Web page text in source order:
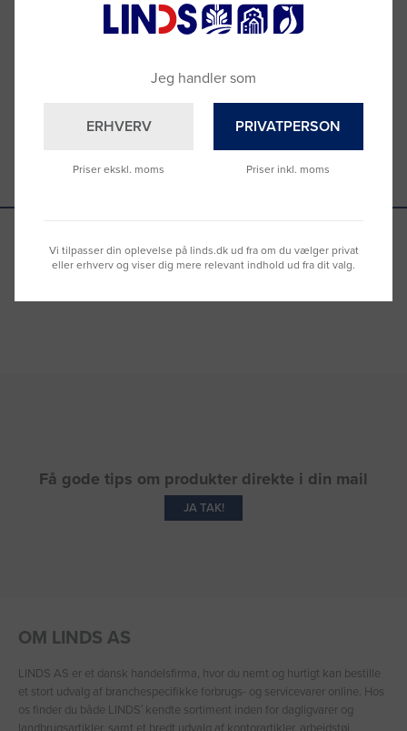
Ring til os på9992 0233
Vi sidder klar til at hjælpe dig.
–se oversigten her
Se hvad vores kunder siger
Få gode tips om produkter direkte i din mail
JA TAK!
OM LINDS AS
LINDS AS er et dansk handelsfirma, hvor du nemt og hurtigt kan bestille
et stort udvalg af branchespecifikke forbrugs- og servicevarer online. Hos
os finder du både LINDS′ kendte sortiment inden for dagligvarer og
landbrugsartikler, samt et bredt udvalg af kontorartikler, arbejdstøj,
Jeg handler som
ERHVERV
Priser ekskl. moms
PRIVATPERSON
Priser inkl. moms
Vi tilpasser din oplevelse på linds.dk ud fra om du vælger privat
eller erhverv og viser dig mere relevant indhold ud fra dit valg.